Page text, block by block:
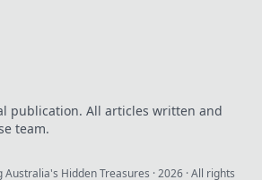
publication. All articles written and
team.
Australia's Hidden Treasures ·2026 · All rights